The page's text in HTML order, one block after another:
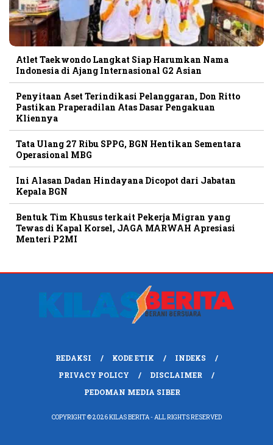
Atlet Taekwondo Langkat Siap Harumkan Nama
Indonesia di Ajang Internasional G2 Asian
Penyitaan Aset Terindikasi Pelanggaran, Don Ritto
Pastikan Praperadilan Atas Dasar Pengakuan
Kliennya
Tata Ulang 27 Ribu SPPG, BGN Hentikan Sementara
Operasional MBG
Ini Alasan Dadan Hindayana Dicopot dari Jabatan
Kepala BGN
Bentuk Tim Khusus terkait Pekerja Migran yang
Tewas di Kapal Korsel, JAGA MARWAH Apresiasi
Menteri P2MI
REDAKSI KODE ETIK
INDEKS
PRIVACY POLICY
DISCLAIMER
PEDOMAN MEDIA SIBER
COPYRIGHT © 2026 KILAS BERITA - ALL RIGHTS RESERVED